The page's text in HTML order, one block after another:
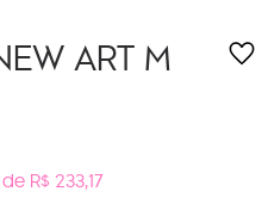
ART M
R$ 233,17